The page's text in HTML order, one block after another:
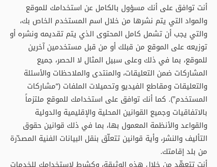
أنت توافق على أنك مسؤول بالكامل عن استخدامك للموقع
والمواد التي يتم نشرها من خلال اسم المستخدم الخاص بك،
والتي يجب أن تشمل كامل المحتوى الذي يتم تقديمه ونشره أو
توزيعه على الموقع من قبلك أو من قبل مستخدمين آخرين
للموقع، بما في ذلك وعلى سبيل المثال لا الحصر، جميع
المشاركات ضمن التعليقات، والمنتدى والملاحظات والأسئلة
والتعليقات ومقاطع الفيديو وتحميلات الملفات (“مشاركات
المستخدم”). كما أنك توافق على استخدامك للموقع ملتزماً
بالاتفاقيات وجميع القوانين المحلية والإقليمية والدولية
والقواعد والأنظمة المعمول بها، بما في ذلك قوانين حقوق
التأليف والنشر، وأية قوانين تتعلّق بنقل البيانات الفنية المصدّرة
من بلد إقامتك.